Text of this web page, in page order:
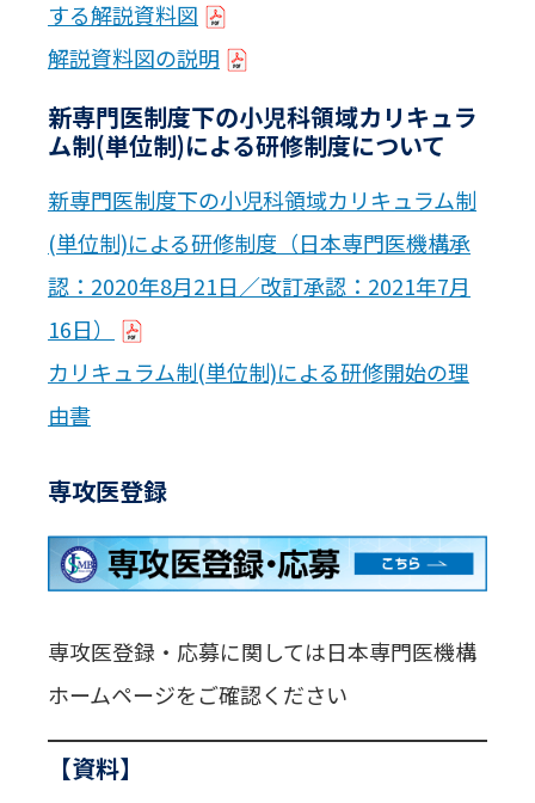
する解説資料図
解説資料図の説明
新専門医制度下の小児科領域カリキュラ
ム制(単位制)による研修制度について
新専門医制度下の小児科領域カリキュラム制
(単位制)による研修制度（日本専門医機構承
認：2020年8月21日／改訂承認：2021年7月
16日）
カリキュラム制(単位制)による研修開始の理
由書
専攻医登録
専攻医登録・応募に関しては日本専門医機構
ホームページをご確認ください
【資料】